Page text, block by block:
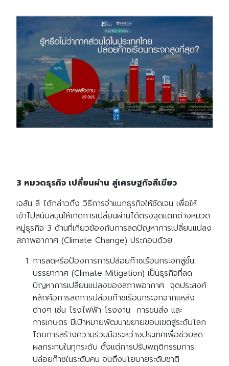
3 หมวดธุรกิจ เปลี่ยนผ่าน สู่เศรษฐกิจสีเขียว
เจสัน ลี ได้กล่าวถึง วิธีการจำแนกธุรกิจให้ชัดเจน เพื่อให้
เข้าไปสนับสนุนให้เกิดการเปลี่ยนผ่านได้ตรงจุดแตกต่างหมวด
หมู่ธุรกิจ 3 ด้านที่เกี่ยวข้องกับการลดปัญหาการเปลี่ยนแปลง
สภาพอากาศ (Climate Change) ประกอบด้วย
การลดหรือป้องการการปล่อยก๊าซเรือนกระจกสู่ชั้น
บรรยากาศ (Climate Mitigation) เป็นธุรกิจที่ลด
ปัญหาการเปลี่ยนแปลงของสภาพอากาศ จุดประสงค์
หลักคือการลดการปล่อยก๊าซเรือนกระจกจากแหล่ง
ต่างๆ เช่น โรงไฟฟ้า โรงงาน การขนส่ง และ
การเกษตร มีเป้าหมายพัฒนาขยายขอบเขตสู่ระดับโลก
โดยการสร้างความร่วมมือระหว่างประเทศเพื่อช่วยลด
ผลกระทบในทุกระดับ ตั้งแต่การปรับพฤติกรรมการ
ปล่อยก๊าซในระดับคน จนถึงนโยบายระดับชาติ